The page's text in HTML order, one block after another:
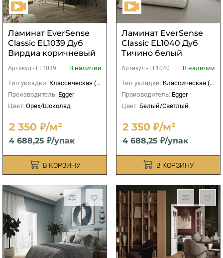
Ламинат EverSense
Classic EL1039 Дуб
Вирдиа коричневый
Артикул - EL1039
В наличии
Тип укладки: Классическая (прямая)
Производитель: Egger
Цвет: Орех/Шоколад
2 350 ₽/м²
4 688,25 ₽/упак
В КОРЗИНУ
Ламинат EverSense
Classic EL1040 Дуб
Тичино белый
Артикул - EL1040
В наличии
Тип укладки: Классическая (прямая)
Производитель: Egger
Цвет: Белый/Светлый
2 350 ₽/м²
4 688,25 ₽/упак
В КОРЗИНУ